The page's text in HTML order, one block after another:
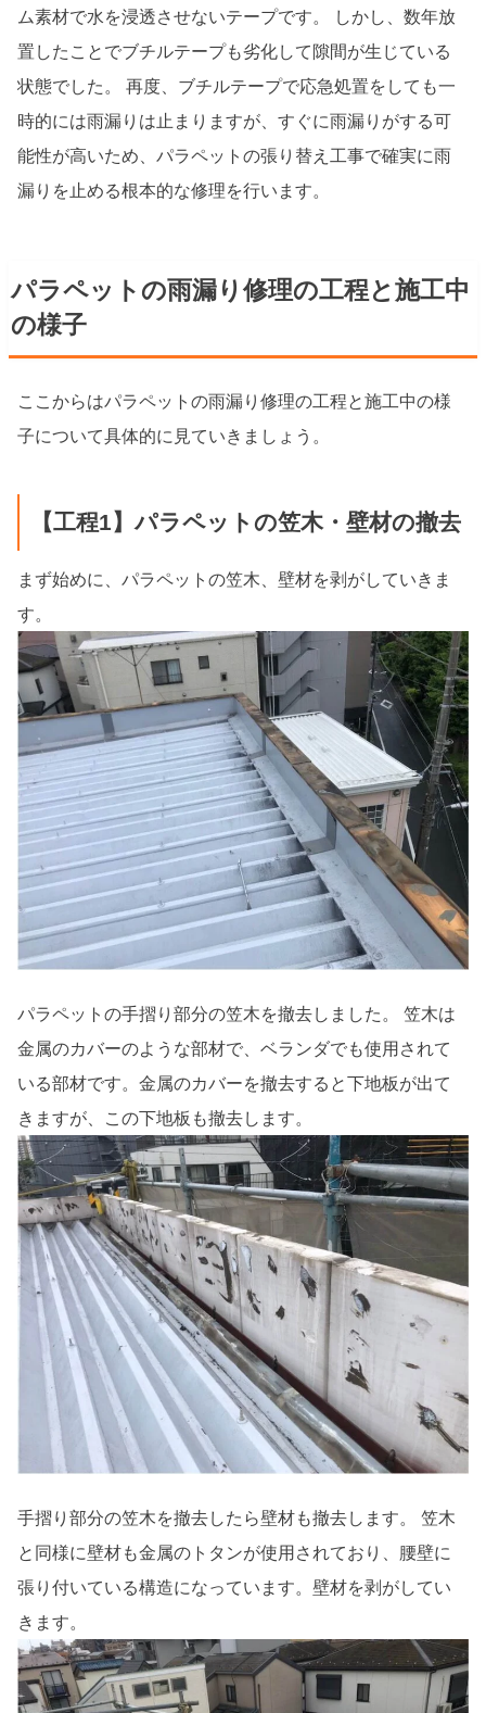
ム素材で水を浸透させないテープです。 しかし、数年放
置したことでブチルテープも劣化して隙間が生じている
状態でした。 再度、ブチルテープで応急処置をしても一
時的には雨漏りは止まりますが、すぐに雨漏りがする可
能性が高いため、パラペットの張り替え工事で確実に雨
漏りを止める根本的な修理を行います。
パラペットの雨漏り修理の工程と施工中
の様子
ここからはパラペットの雨漏り修理の工程と施工中の様
子について具体的に見ていきましょう。
【工程1】パラペットの笠木・壁材の撤去
まず始めに、パラペットの笠木、壁材を剥がしていきま
す。
パラペットの手摺り部分の笠木を撤去しました。 笠木は
金属のカバーのような部材で、ベランダでも使用されて
いる部材です。金属のカバーを撤去すると下地板が出て
きますが、この下地板も撤去します。
手摺り部分の笠木を撤去したら壁材も撤去します。 笠木
と同様に壁材も金属のトタンが使用されており、腰壁に
張り付いている構造になっています。壁材を剥がしてい
きます。